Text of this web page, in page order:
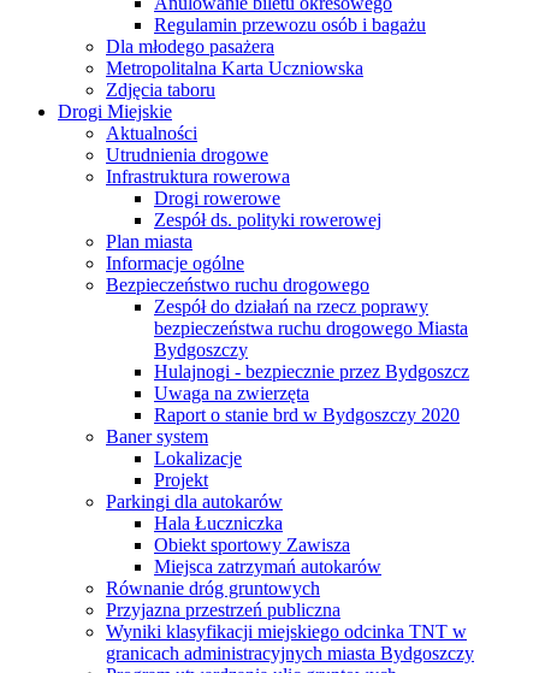
Regulamin przewozu osób i bagażu
Dla młodego pasażera
Metropolitalna Karta Uczniowska
Zdjęcia taboru
Drogi Miejskie
Aktualności
Utrudnienia drogowe
Infrastruktura rowerowa
Drogi rowerowe
Zespół ds. polityki rowerowej
Plan miasta
Informacje ogólne
Bezpieczeństwo ruchu drogowego
Zespół do działań na rzecz poprawy
bezpieczeństwa ruchu drogowego Miasta
Bydgoszczy
Hulajnogi - bezpiecznie przez Bydgoszcz
Uwaga na zwierzęta
Raport o stanie brd w Bydgoszczy 2020
Baner system
Lokalizacje
Projekt
Parkingi dla autokarów
Hala Łuczniczka
Obiekt sportowy Zawisza
Miejsca zatrzymań autokarów
Równanie dróg gruntowych
Przyjazna przestrzeń publiczna
Wyniki klasyfikacji miejskiego odcinka TNT w
granicach administracyjnych miasta Bydgoszczy